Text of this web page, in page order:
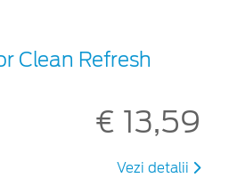
Clean Refresh
€ 13,59
Vezi detalii